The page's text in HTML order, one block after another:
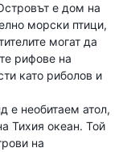
е дом на
морски птици,
могат да
рифове на
като риболов и
е необитаем атол,
Тихия океан. Той
на